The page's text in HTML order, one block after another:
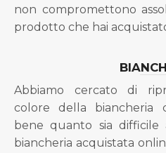
non compromettono
prodotto che hai
Abbiamo cercato di
colore della biancheria
bene quanto sia
biancheria acquistata